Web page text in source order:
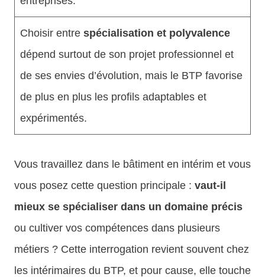
Choisir entre spécialisation et polyvalence
dépend surtout de son projet professionnel et
de ses envies d’évolution, mais le BTP favorise
de plus en plus les profils adaptables et
expérimentés.
Vous travaillez dans le bâtiment en intérim et vous
vous posez cette question principale : vaut-il
mieux se spécialiser dans un domaine précis
ou cultiver vos compétences dans plusieurs
métiers ? Cette interrogation revient souvent chez
les intérimaires du BTP, et pour cause, elle touche